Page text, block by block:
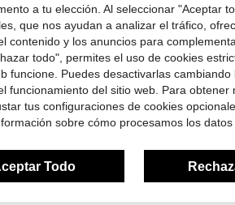
a tu elección. Al seleccionar "Aceptar
que nos ayudan a analizar el tráfico,
contenido y los anuncios para
todo", permites el uso de cookies
funcione. Puedes desactivarlas cambiando
funcionamiento del sitio web. Para obtener
tus configuraciones de cookies
sobre cómo procesamos los datos
Todo